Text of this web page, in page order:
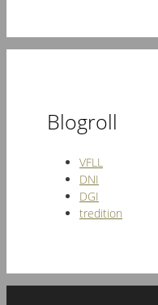
Blogroll
VFLL
DNI
DGI
tredition